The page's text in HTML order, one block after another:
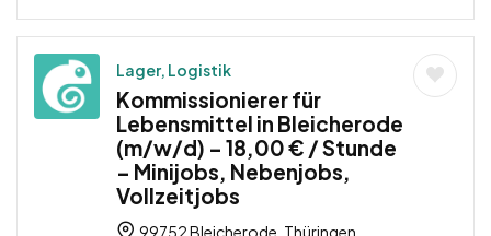
Lager, Logistik
Kommissionierer für
Lebensmittel in Bleicherode
(m/w/d) – 18,00 € / Stunde
– Minijobs, Nebenjobs,
Vollzeitjobs
99752 Bleicherode, Thüringen,